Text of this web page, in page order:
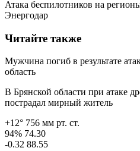
Атака беспилотников на
Энергодар
Читайте также
Мужчина погиб в результате
область
В Брянской области при атаке
пострадал мирный житель
+12° 756 мм рт. ст.
94% 74.30
-0.32 88.55